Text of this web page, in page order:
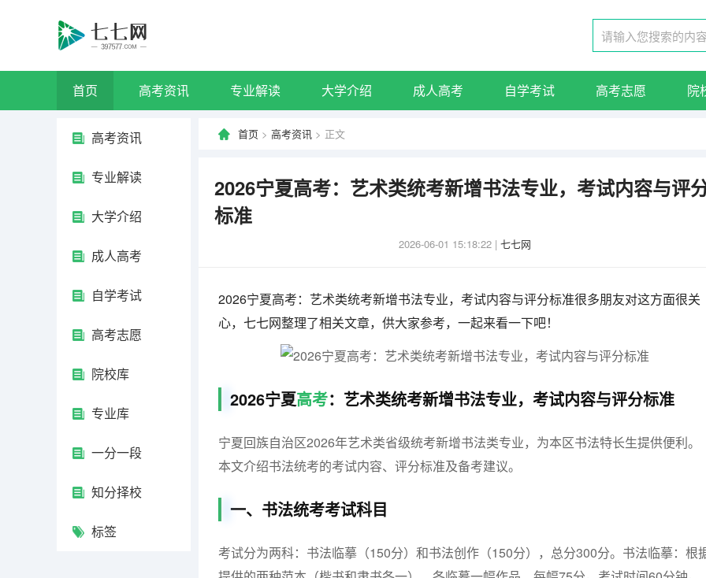
首页 高考资讯 专业解读 大学介绍 成人高考 自学考试 高考志愿 院
高考资讯
专业解读
大学介绍
成人高考
自学考试
高考志愿
院校库
专业库
一分一段
知分择校
标签
首页 > 高考资讯 > 正文
2026宁夏高考：艺术类统考新增书法专业，考试内容与评
标准
2026-06-01 15:18:22 | 七七网
2026宁夏高考：艺术类统考新增书法专业，考试内容与评分标准很多朋友对这方面很关
心，七七网整理了相关文章，供大家参考，一起来看一下吧！
2026宁夏高考：艺术类统考新增书法专业，考试内容与评分标准
宁夏回族自治区2026年艺术类省级统考新增书法类专业，为本区书法特长生提供便利。
本文介绍书法统考的考试内容、评分标准及备考建议。
一、书法统考考试科目
考试分为两科：书法临摹（150分）和书法创作（150分），总分300分。书法临摹：根